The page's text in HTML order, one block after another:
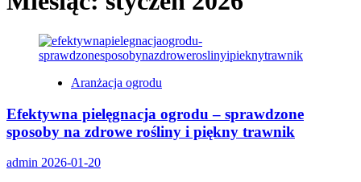
Aranżacja ogrodu
Efektywna pielęgnacja ogrodu – sprawdzone
sposoby na zdrowe rośliny i piękny trawnik
admin 2026-01-20